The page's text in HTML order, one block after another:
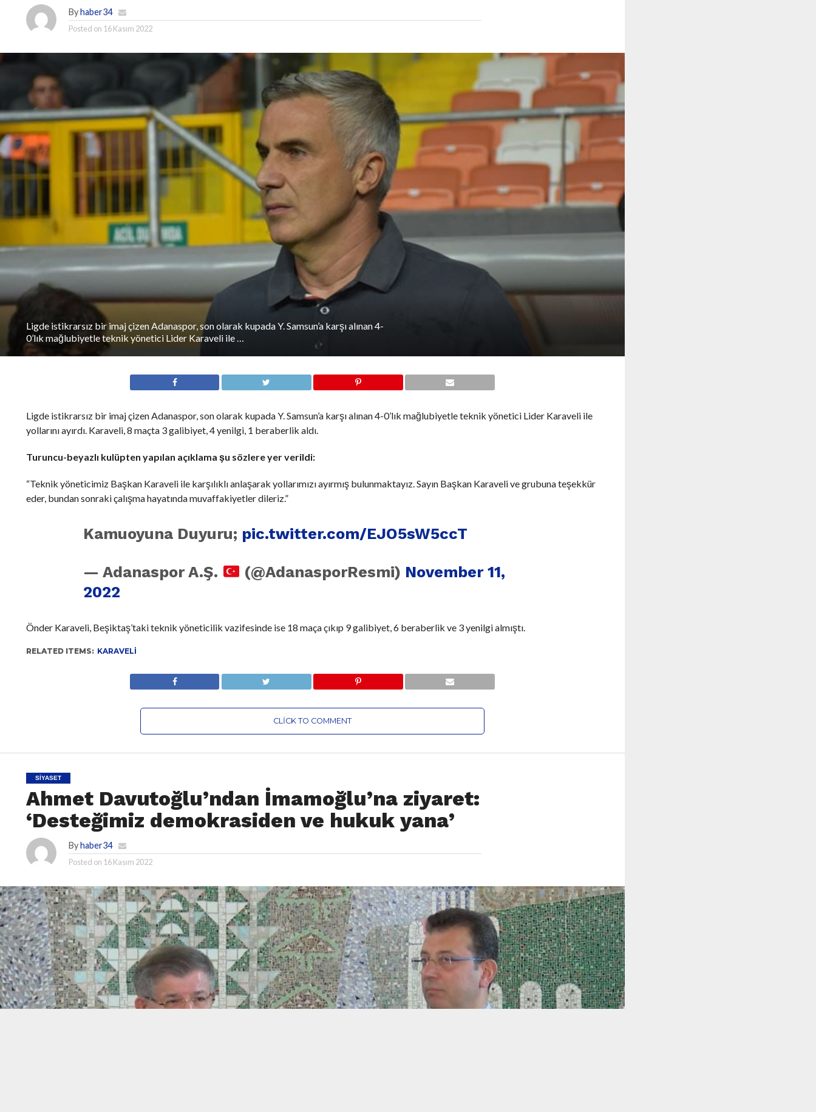
Byhaber34
Posted on 16 Kasım 2022
Ligde istikrarsız bir imaj çizen Adanaspor, son olarak kupada Y. Samsun’a karşı alınan 4-
0’lık mağlubiyetle teknik yönetici Lider Karaveli ile …
Ligde istikrarsız bir imaj çizen Adanaspor, son olarak kupada Y. Samsun’a karşı alınan 4-0’lık mağlubiyetle teknik yönetici Lider Karaveli ile
yollarını ayırdı. Karaveli, 8 maçta 3 galibiyet, 4 yenilgi, 1 beraberlik aldı.
Turuncu-beyazlı kulüpten yapılan açıklama şu sözlere yer verildi:
“Teknik yöneticimiz Başkan Karaveli ile karşılıklı anlaşarak yollarımızı ayırmış bulunmaktayız. Sayın Başkan Karaveli ve grubuna teşekkür
eder, bundan sonraki çalışma hayatında muvaffakiyetler dileriz.”
Kamuoyuna Duyuru; pic.twitter.com/EJO5sW5ccT
— Adanaspor A.Ş. (@AdanasporResmi) November 11,
2022
Önder Karaveli, Beşiktaş’taki teknik yöneticilik vazifesinde ise 18 maça çıkıp 9 galibiyet, 6 beraberlik ve 3 yenilgi almıştı.
RELATED ITEMS: KARAVELI
CLICK TO COMMENT
SIYASET
Ahmet Davutoğlu’ndan İmamoğlu’na ziyaret:
‘Desteğimiz demokrasiden ve hukuk yana’
Byhaber34
Posted on 16 Kasım 2022